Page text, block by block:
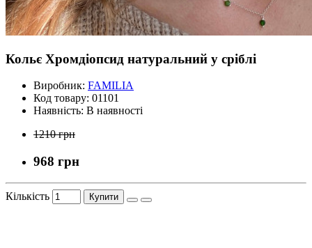
Кольє Хромдіопсид натуральний у сріблі
Виробник: FAMILIA
Код товару: 01101
Наявність: В наявності
1210 грн
968 грн
Кількість Купити